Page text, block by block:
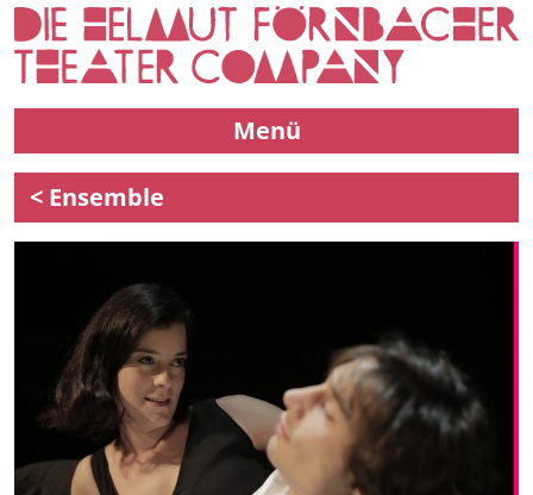
Menü
< Ensemble